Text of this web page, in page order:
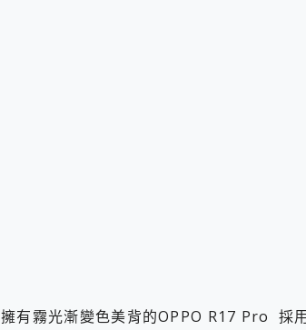
擁有霧光漸變色美背的OPPO R17 Pro 採